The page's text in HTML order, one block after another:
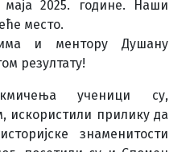
2025. године. Наши
место.
и ментору Душану
резултату!
ученици су,
искористили прилику да
знаменитости